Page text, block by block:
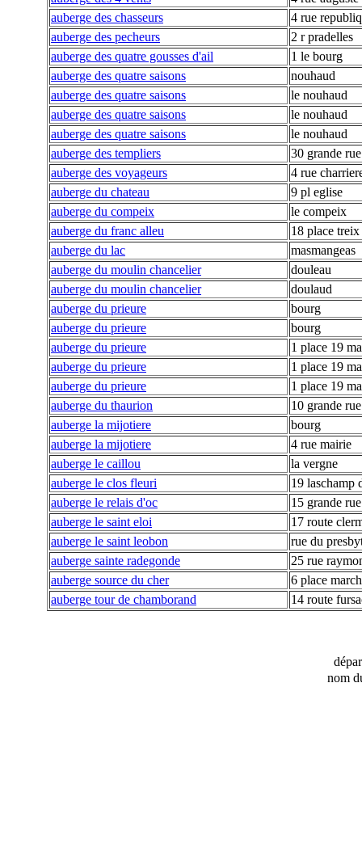
auberge des chasseurs
4 rue
auberge des pecheurs
2 r pradelles
auberge des quatre gousses d'ail
1 le bourg
auberge des quatre saisons
nouhaud
auberge des quatre saisons
le nouhaud
auberge des quatre saisons
le nouhaud
auberge des quatre saisons
le nouhaud
auberge des templiers
30 grande rue
auberge des voyageurs
4 rue
auberge du chateau
9 pl eglise
auberge du compeix
le compeix
auberge du franc alleu
18 place treix
auberge du lac
masmangeas
auberge du moulin chancelier
douleau
auberge du moulin chancelier
doulaud
auberge du prieure
bourg
auberge du prieure
bourg
auberge du prieure
1 place 19
auberge du prieure
1 place 19
auberge du prieure
1 place 19
auberge du thaurion
10 grande rue
auberge la mijotiere
bourg
auberge la mijotiere
4 rue mairie
auberge le caillou
la vergne
auberge le clos fleuri
19 laschamp
auberge le relais d'oc
15 grande rue
auberge le saint eloi
17 route
auberge le saint leobon
rue du
auberge sainte radegonde
25 rue
auberge source du cher
6 place
auberge tour de chamborand
14 route
nom